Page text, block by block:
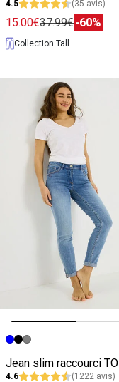
4.5 (35 avis)
15.00€37.99€-60%
Collection Tall
Image précédente
Image suivante
4.6 (1222 avis)